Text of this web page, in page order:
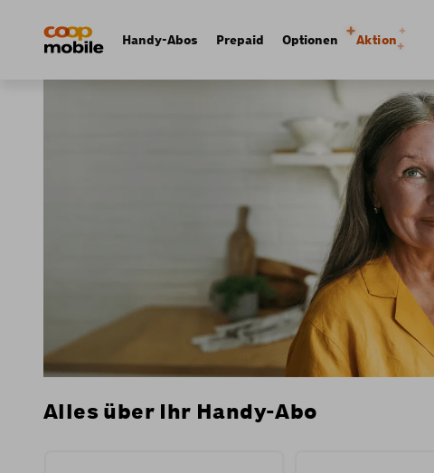
Navigation
principale
Handy-Abos Prepaid Optionen Aktion
Alles über Ihr Handy-Abo